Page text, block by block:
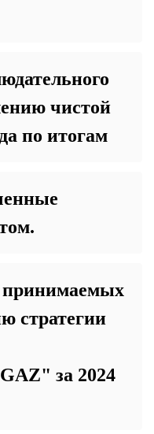
чистой
по итогам
принимаемых
стратегии
за 2024